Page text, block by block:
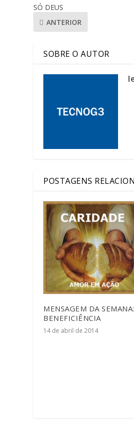
SÓ DEUS
ANTERIOR
SOBRE O AUTOR
POSTAGENS
MENSAGEM DA
BENEFICIÊNCIA
14 de abril de 2014